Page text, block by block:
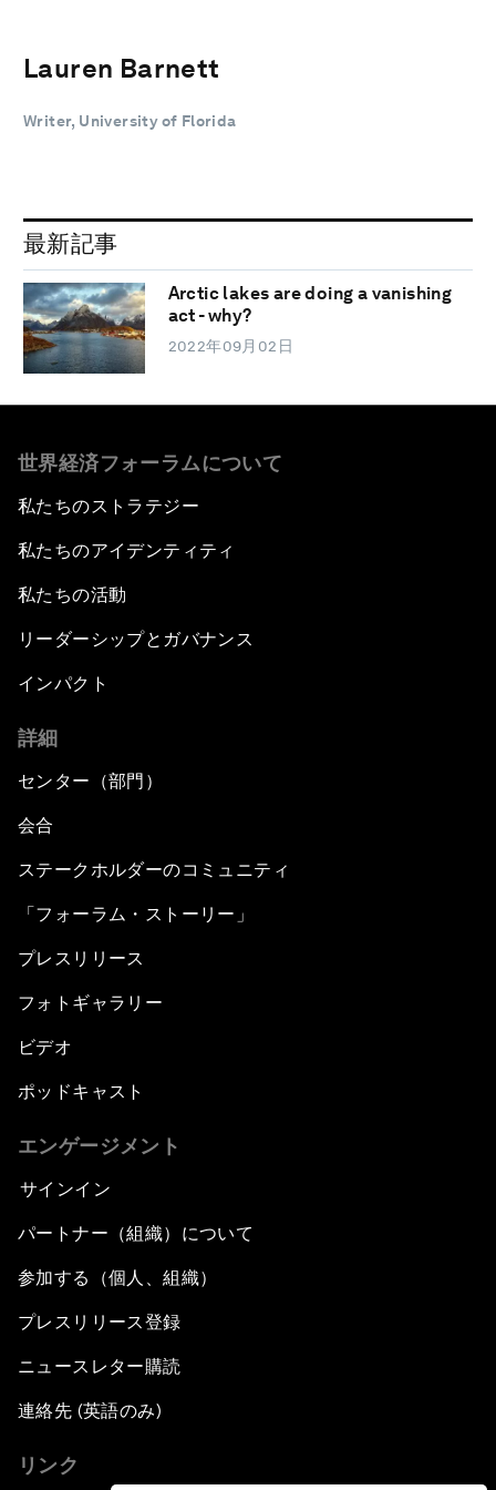
Lauren Barnett
Writer, University of Florida
最新記事
Arctic lakes are doing a vanishing
act - why?
2022年09月02日
世界経済フォーラムについて
私たちのストラテジー
私たちのアイデンティティ
私たちの活動
リーダーシップとガバナンス
インパクト
詳細
センター（部門）
会合
ステークホルダーのコミュニティ
「フォーラム・ストーリー」
プレスリリース
フォトギャラリー
ビデオ
ポッドキャスト
エンゲージメント
サインイン
パートナー（組織）について
参加する（個人、組織）
プレスリリース登録
ニュースレター購読
連絡先 (英語のみ)
リンク